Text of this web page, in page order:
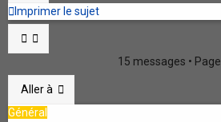
Imprimer le sujet
15 messages • Page
Aller à
Général